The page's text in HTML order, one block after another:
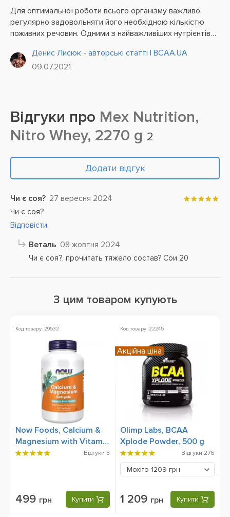
Для оптимальної роботи всього організму важливо
регулярно задовольняти його необхідною кількістю
поживних речовин. Одними з найважливіших нутрієнтів
основним «будівельним» матеріалом для створення
клітин,...
Денис Лисюк - авторські статті | BCAA.UA
09.07.2021
Відгуки про Mex Nutrition,
Nitro Whey, 2270 g 2
Додати відгук
Чи є соя? 27 вересня 2024
Чи є соя?
Відповісти
Веталь 08 жовтня 2024
Чи є соя?, прочитать тяжело состав? Сои 20
З цим товаром купують
Код товару: 29532
Now Foods, Calcium &
Magnesium with Vitamin
D-3 and Zinc (Кальцій,
Відгуки 3
499 грн Купити
Код товару: 22245
Olimp Labs, BCAA
Xplode Powder, 500 g
Відгуки 276
Мохіто 1209 грн
1 209 грн Купити
Акційна ціна